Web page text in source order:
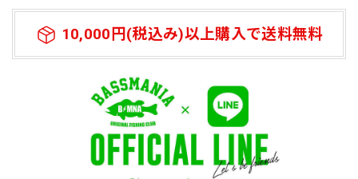
10,000円(税込み)以上購入で送料無料